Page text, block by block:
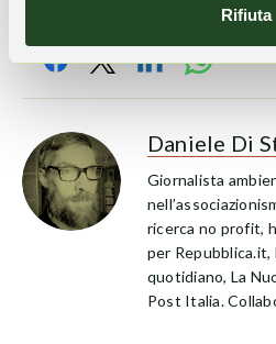
Rifiuta
Daniele Di
Giornalista
ricerca no profit,
per Repubblica.it,
quotidiano, La
Post Italia.